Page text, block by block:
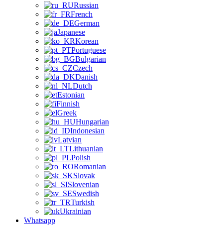
Russian
French
German
Japanese
Korean
Portuguese
Bulgarian
Czech
Danish
Dutch
Estonian
Finnish
Greek
Hungarian
Indonesian
Latvian
Lithuanian
Polish
Romanian
Slovak
Slovenian
Swedish
Turkish
Ukrainian
Whatsapp